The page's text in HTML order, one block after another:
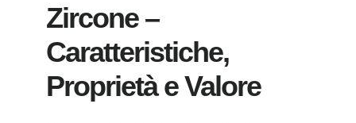
Zircone –
Caratteristiche,
Proprietà e Valore